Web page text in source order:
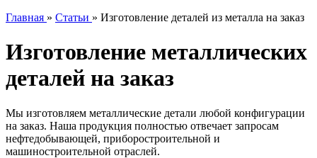
Главная » Статьи » Изготовление деталей из металла на заказ
Изготовление металлических
деталей на заказ
Мы изготовляем металлические детали любой конфигурации
на заказ. Наша продукция полностью отвечает запросам
нефтедобывающей, приборостроительной и
машиностроительной отраслей.